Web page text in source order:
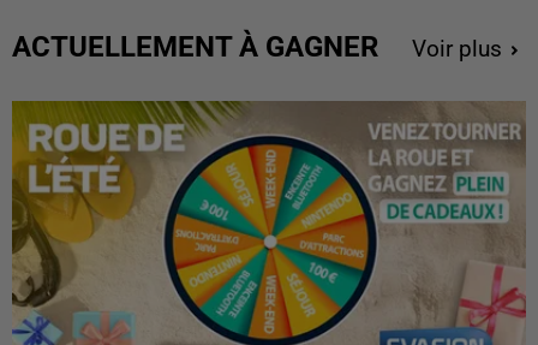
ACTUELLEMENT À GAGNER Voir plus